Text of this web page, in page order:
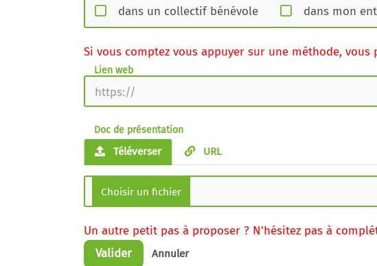
dans un collectif bénévole
dans mon
Si vous comptez vous appuyer sur une méthode, vous
Lien web
Doc de présentation
Téléverser URL
Un autre petit pas à proposer ? N'hésitez pas à
Valider
Annuler